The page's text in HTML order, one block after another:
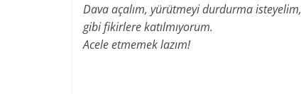
Dava açalım, yürütmeyi durdurma
gibi fikirlere katılmıyorum.
Acele etmemek lazım!